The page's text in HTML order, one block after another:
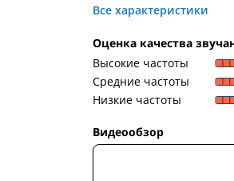
Все характеристики
Оценка качества
Высокие частоты
Средние частоты
Низкие частоты
Видеообзор